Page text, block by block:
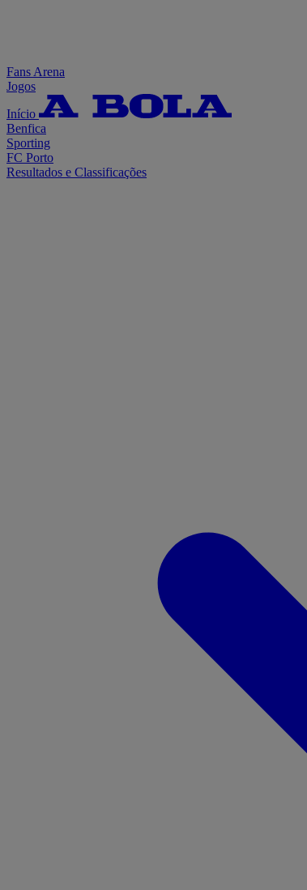
Fans Arena
Jogos
Início
Benfica
Sporting
FC Porto
Resultados e Classificações